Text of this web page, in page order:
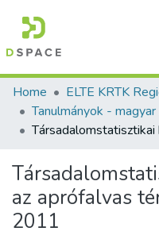
All
Home
az aprófalvas
2011